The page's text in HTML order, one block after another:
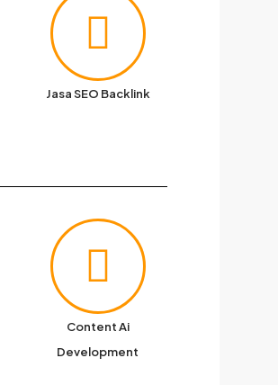
Jasa SEO Backlink
Content Ai
Development